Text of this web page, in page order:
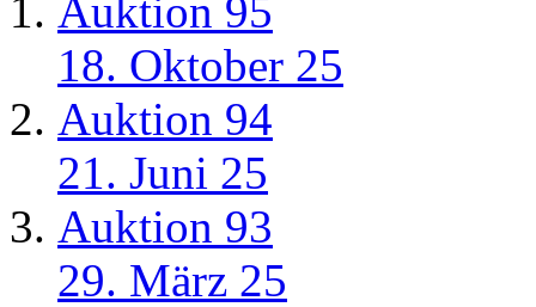
Auktion 95
18. Oktober 25
Auktion 94
21. Juni 25
Auktion 93
29. März 25